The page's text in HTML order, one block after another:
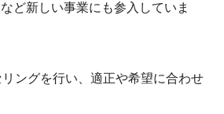
ど新しい事業にも参入していま
ングを行い、適正や希望に合わせ